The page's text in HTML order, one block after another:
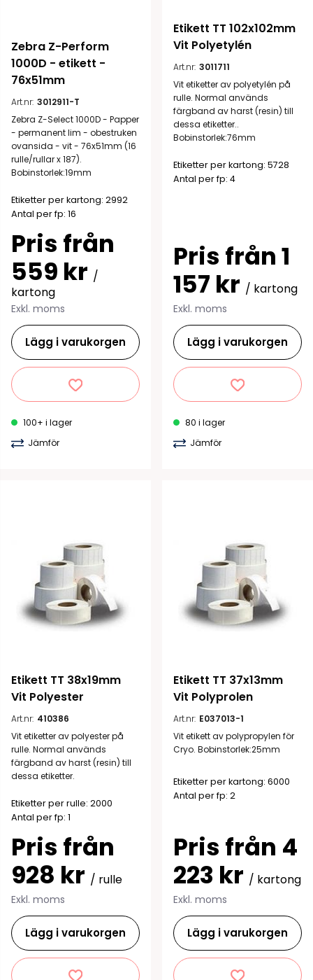
Zebra Z-Perform
1000D - etikett -
76x51mm
Art.nr: 3012911-T
Zebra Z-Select 1000D - Papper
- permanent lim - obestruken
ovansida - vit - 76x51mm (16
rulle/rullar x 187).
Bobinstorlek:19mm
Etiketter per kartong: 2992
Antal per fp: 16
Pris från
559 kr /
kartong
Exkl. moms
Lägg i varukorgen
100+ i lager
Jämför
Etikett TT 102x102mm
Vit Polyetylén
Art.nr: 3011711
Vit etiketter av polyetylén på
rulle. Normal används
färgband av harst (resin) till
dessa etiketter..
Bobinstorlek:76mm
Etiketter per kartong: 5728
Antal per fp: 4
Pris från 1
157 kr / kartong
Exkl. moms
Lägg i varukorgen
80 i lager
Jämför
Etikett TT 38x19mm
Vit Polyester
Art.nr: 410386
Vit etiketter av polyester på
rulle. Normal används
färgband av harst (resin) till
dessa etiketter.
Etiketter per rulle: 2000
Antal per fp: 1
Pris från
928 kr / rulle
Exkl. moms
Lägg i varukorgen
Etikett TT 37x13mm
Vit Polyprolen
Art.nr: E037013-1
Vit etikett av polypropylen för
Cryo. Bobinstorlek:25mm
Etiketter per kartong: 6000
Antal per fp: 2
Pris från 4
223 kr / kartong
Exkl. moms
Lägg i varukorgen